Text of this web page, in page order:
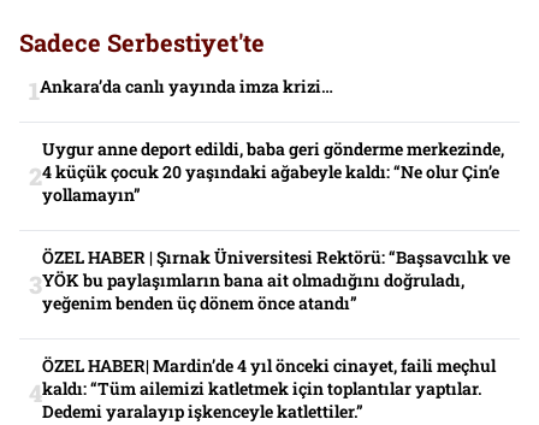
Sadece Serbestiyet'te
Ankara’da canlı yayında imza krizi…
Uygur anne deport edildi, baba geri gönderme merkezinde,
4 küçük çocuk 20 yaşındaki ağabeyle kaldı: “Ne olur Çin’e
yollamayın”
ÖZEL HABER | Şırnak Üniversitesi Rektörü: “Başsavcılık ve
YÖK bu paylaşımların bana ait olmadığını doğruladı,
yeğenim benden üç dönem önce atandı”
ÖZEL HABER| Mardin’de 4 yıl önceki cinayet, faili meçhul
kaldı: “Tüm ailemizi katletmek için toplantılar yaptılar.
Dedemi yaralayıp işkenceyle katlettiler.”